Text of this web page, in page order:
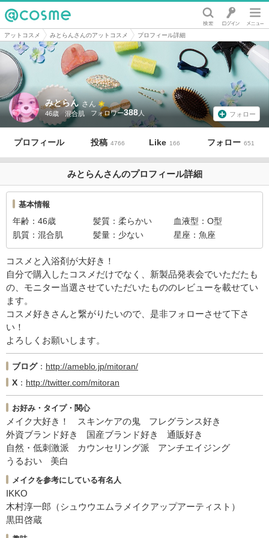
@cosme
アットコスメ みとらんさんのアットコスメ プロフィール詳細
みとらん さん
46歳 混合肌 388 フォロー
プロフィール 投稿 4766 Like 166 フォロー 651
みとらんさんのプロフィール詳細
基本情報
年齢 46歳 髪質 柔らかい 血液型
O型
肌質
混合肌 髪量 少ない 星座 魚座
コスメと入浴剤が大好き！
自分で購入したコスメだけでなく、新製品発表会でいただたも
の、モニター当選させていただいたもののレビューを載せてい
ます。
コスメ好きさんと繋がりたいので、是非フォローさせて下さ
い！
よろしくお願いします。
ブログ
http://ameblo.jp/mitoran/
X
http://twitter.com/mitoran
お好み・タイプ・関心
メイク大好き！ スキンケアの鬼
フレグランス好き
外資ブランド好き
国産ブランド好き
通販好き
自然・低刺激派
カウンセリング派
アンチエイジング
うるおい
美白
メイクを参考にしている有名人
IKKO
木村淳一郎（シュウウエムラメイクアップアーティスト）
黒田啓蔵